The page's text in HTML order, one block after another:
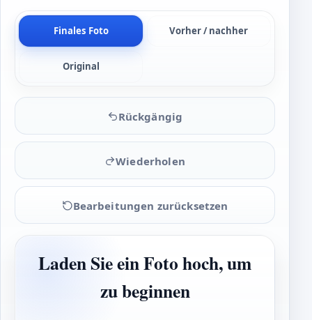
Finales Foto Vorher / nachher
Original
Rückgängig
Wiederholen
Bearbeitungen zurücksetzen
Laden Sie ein Foto hoch, um
zu beginnen